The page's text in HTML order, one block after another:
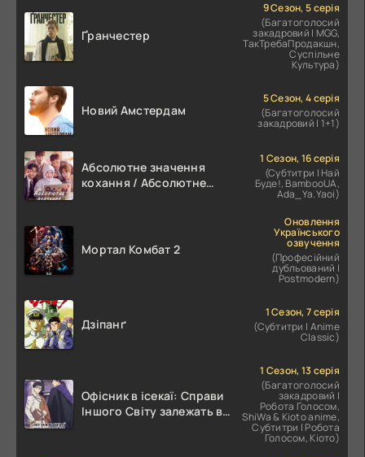
Ґранчестер
9 Сезон, 5 серія
(Багатоголосий
закадровий | MGG,
ТакТребаПродакшн,
Суспільне
Культура)
Новий Амстердам
5 Сезон, 4 серія
(Багатоголосий
закадровий | 1+1)
Абсолютне значення
кохання / Абсолютне
1 Сезон, 16 серія
(Субтитри | Най
Буде!, BambooUA,
Ada_Ya.Yaoi)
Мортал Комбат 2
Оновлення
Українського
озвучення
(Професійний
дубльований |
Postmodern)
Дзіпанґ
1 Сезон, 7 серія
(Субтитри | Anime
Classic)
Офісник в ісекаї: Справи
Іншого Світу залежать від
1 Сезон, 13 серія
(Багатоголосий
закадровий |
Робота Голосом,
ShiWa & Kioto anime,
Субтитри | Робота
Голосом, Кіото)